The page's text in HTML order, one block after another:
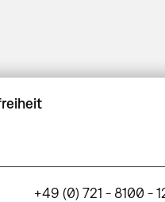
+49 (0) 721 - 8100 -